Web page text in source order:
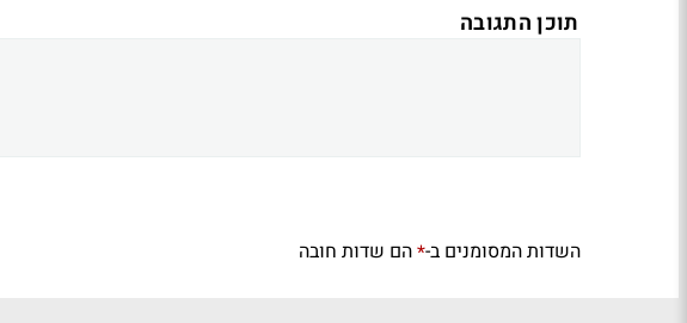
תוכן התגובה
השדות המסומנים ב-*הם שדות חובה